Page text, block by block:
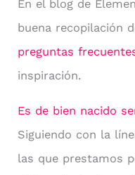
En el blog de
buena recopilación
preguntas
inspiración.
Es de bien nacido
Siguiendo con la
las que prestamos